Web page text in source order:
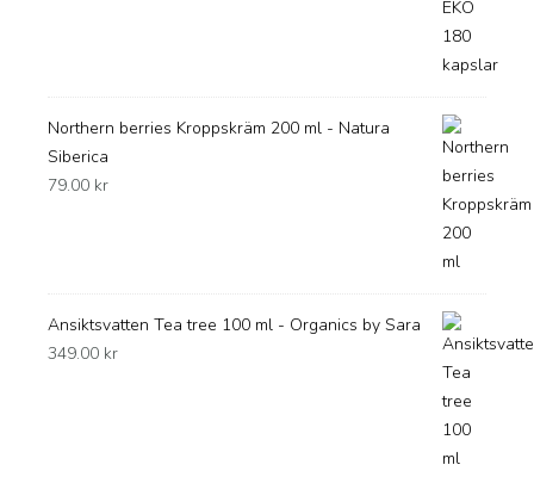
Northern berries Kroppskräm 200 ml - Natura
Siberica
79.00 kr
Ansiktsvatten Tea tree 100 ml - Organics by Sara
349.00 kr